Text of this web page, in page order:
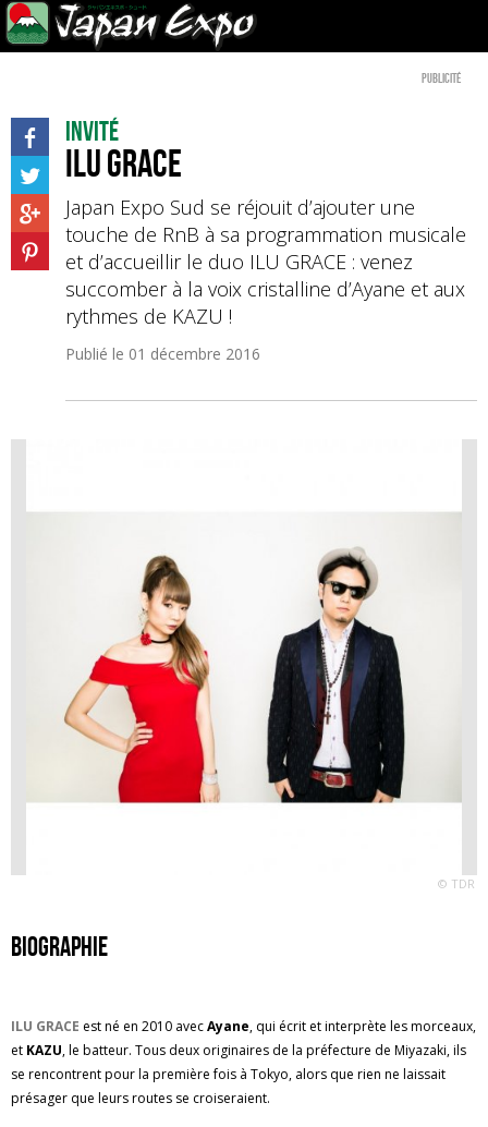
Publicité
Invité
ILU GRACE
Japan Expo Sud se réjouit d’ajouter une
touche de RnB à sa programmation musicale
et d’accueillir le duo ILU GRACE : venez
succomber à la voix cristalline d’Ayane et aux
rythmes de KAZU !
Publié le 01 décembre 2016
© TDR
Biographie
ILU GRACE est né en 2010 avecAyane, qui écrit et interprète les morceaux,
et KAZU, le batteur. Tous deux originaires de la préfecture de Miyazaki, ils
se rencontrent pour la première fois à Tokyo, alors que rien ne laissait
présager que leurs routes se croiseraient.